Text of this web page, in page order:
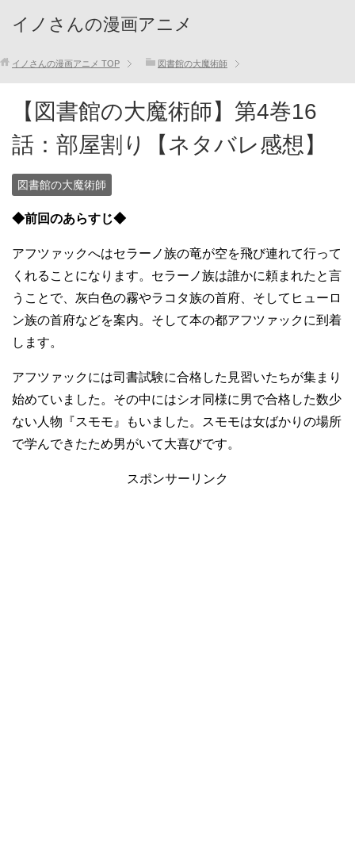
イノさんの漫画アニメ
イノさんの漫画アニメ TOP 図書館の大魔術師
【図書館の大魔術師】第4巻16
話：部屋割り【ネタバレ感想】
図書館の大魔術師
◆前回のあらすじ◆
アフツァックへはセラーノ族の竜が空を飛び連れて行って
くれることになります。セラーノ族は誰かに頼まれたと言
うことで、灰白色の霧やラコタ族の首府、そしてヒューロ
ン族の首府などを案内。そして本の都アフツァックに到着
します。
アフツァックには司書試験に合格した見習いたちが集まり
始めていました。その中にはシオ同様に男で合格した数少
ない人物『スモモ』もいました。スモモは女ばかりの場所
で学んできたため男がいて大喜びです。
スポンサーリンク